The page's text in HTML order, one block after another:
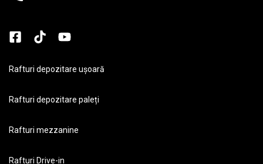
Rafturi depozitare ușoară
Rafturi depozitare paleți
Rafturi mezzanine
Rafturi Drive-in